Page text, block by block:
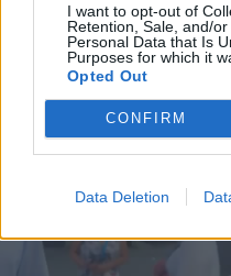
I want to opt-out of
Retention, Sale, and/
Personal Data that Is
Purposes for which it
Opted Out
CONFIRM
Data Deletion